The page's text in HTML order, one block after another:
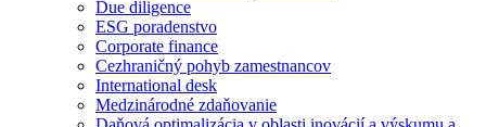
Due diligence
ESG poradenstvo
Corporate finance
Cezhraničný pohyb zamestnancov
International desk
Medzinárodné zdaňovanie